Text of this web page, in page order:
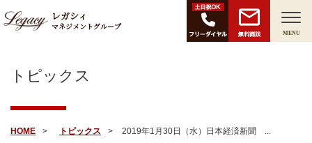
レガシィ
マネジメントグループ
無料面談 MENU
トピックス
HOME トピックス 2019年1月30日（水）日本経済新聞 ...